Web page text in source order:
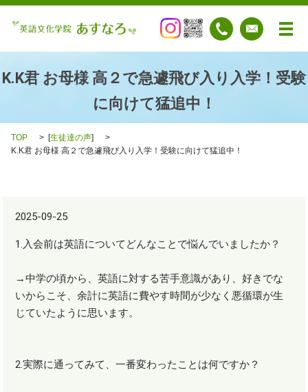
メ
K.K君 お母様 高２で急遽飛び入り入学！受験
に向けて猛追中！
TOP [生徒達の声]
K.K君 お母様 高２で急遽飛び入り入学！受験に向けて猛追中！
2025-09-25
1.入会前は英語についてどんなことで悩んでいましたか？
→中学の頃から、英語に対する苦手意識があり、好きでな
いからこそ、余計に英語に費やす時間が少なく悪循環が生
じていたように思います。
2.実際に通ってみて、一番変わったことは何ですか？